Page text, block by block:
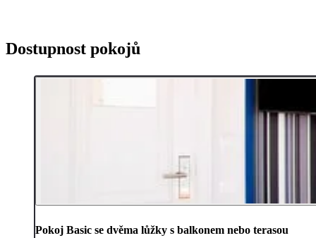
Dostupnost pokojů
Pokoj Basic se dvěma lůžky s balkonem nebo terasou